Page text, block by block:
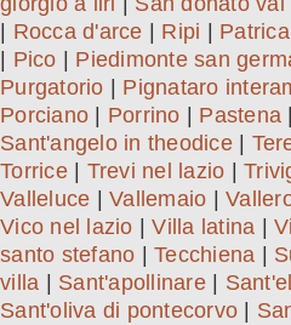
Rocca d'arce Ripi Patrica
Pico Piedimonte san
Purgatorio
Pignataro
Porciano
Porrino Pastena
Sant'angelo in theodice|
Torrice| Trevi nel lazio
Valleluce
Vallemaio
Vico nel lazio |Villa latina
santo stefano
Tecchiena
villa
Sant'apollinare|
Sant'oliva di pontecorvo